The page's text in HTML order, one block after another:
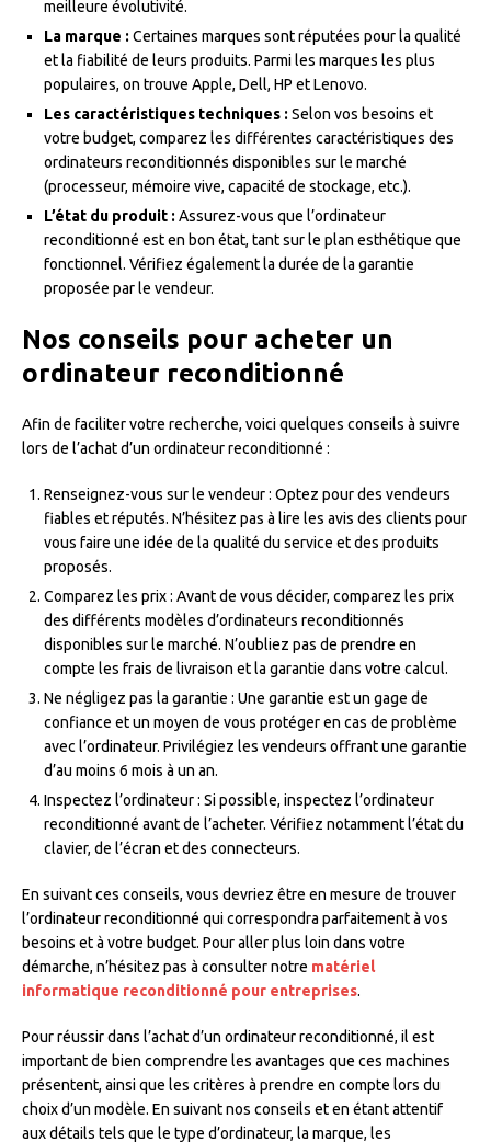
meilleure évolutivité.
La marque : Certaines marques sont réputées pour la qualité
et la fiabilité de leurs produits. Parmi les marques les plus
populaires, on trouve Apple, Dell, HP et Lenovo.
Les caractéristiques techniques : Selon vos besoins et
votre budget, comparez les différentes caractéristiques des
ordinateurs reconditionnés disponibles sur le marché
(processeur, mémoire vive, capacité de stockage, etc.).
L’état du produit : Assurez-vous que l’ordinateur
reconditionné est en bon état, tant sur le plan esthétique que
fonctionnel. Vérifiez également la durée de la garantie
proposée par le vendeur.
Nos conseils pour acheter un
ordinateur reconditionné
Afin de faciliter votre recherche, voici quelques conseils à suivre
lors de l’achat d’un ordinateur reconditionné :
Renseignez-vous sur le vendeur : Optez pour des vendeurs
fiables et réputés. N’hésitez pas à lire les avis des clients pour
vous faire une idée de la qualité du service et des produits
proposés.
Comparez les prix : Avant de vous décider, comparez les prix
des différents modèles d’ordinateurs reconditionnés
disponibles sur le marché. N’oubliez pas de prendre en
compte les frais de livraison et la garantie dans votre calcul.
Ne négligez pas la garantie : Une garantie est un gage de
confiance et un moyen de vous protéger en cas de problème
avec l’ordinateur. Privilégiez les vendeurs offrant une garantie
d’au moins 6 mois à un an.
Inspectez l’ordinateur : Si possible, inspectez l’ordinateur
reconditionné avant de l’acheter. Vérifiez notamment l’état du
clavier, de l’écran et des connecteurs.
En suivant ces conseils, vous devriez être en mesure de trouver
l’ordinateur reconditionné qui correspondra parfaitement à vos
besoins et à votre budget. Pour aller plus loin dans votre
démarche, n’hésitez pas à consulter notre matériel
informatique reconditionné pour entreprises.
Pour réussir dans l’achat d’un ordinateur reconditionné, il est
important de bien comprendre les avantages que ces machines
présentent, ainsi que les critères à prendre en compte lors du
choix d’un modèle. En suivant nos conseils et en étant attentif
aux détails tels que le type d’ordinateur, la marque, les